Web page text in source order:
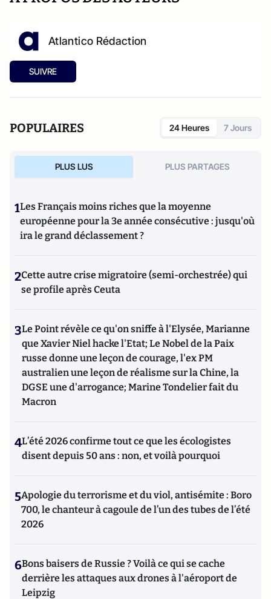
Atlantico Rédaction
SUIVRE
POPULAIRES 24 Heures 7 Jours
PLUS LUS PLUS PARTAGES
1Les Français moins riches que la moyenne
européenne pour la 3e année consécutive : jusqu'où
ira le grand déclassement ?
2Cette autre crise migratoire (semi-orchestrée) qui
se profile après Ceuta
3Le Point révèle ce qu'on sniffe à l'Elysée, Marianne
que Xavier Niel hacke l'Etat; Le Nobel de la Paix
russe donne une leçon de courage, l'ex PM
australien une leçon de réalisme sur la Chine, la
DGSE une d'arrogance; Marine Tondelier fait du
Macron
4L’été 2026 confirme tout ce que les écologistes
disent depuis 50 ans : non, et voilà pourquoi
5Apologie du terrorisme et du viol, antisémite : Boro
700, le chanteur à cagoule de l’un des tubes de l’été
2026
6Bons baisers de Russie ? Voilà ce qui se cache
derrière les attaques aux drones à l'aéroport de
Leipzig